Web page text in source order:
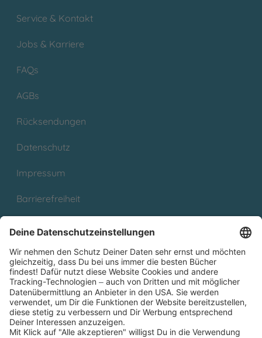
Service & Kontakt
Jobs & Karriere
FAQs
AGBs
Rücksendungen
Datenschutz
Impressum
Barrierefreiheit
Partnerprogramm (Affiliate)
Folge uns auf